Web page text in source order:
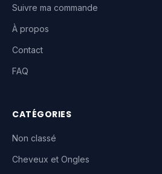
Suivre ma commande
À propos
Contact
FAQ
CATÉGORIES
Non classé
Cheveux et Ongles